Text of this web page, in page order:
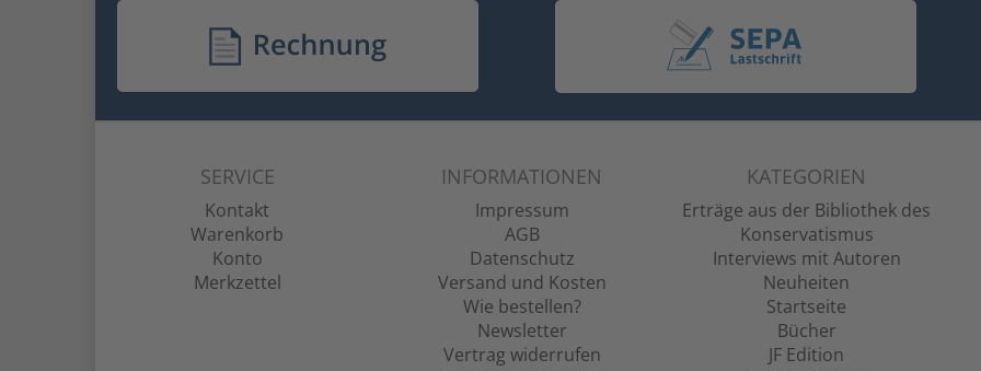
SERVICE
Kontakt
Warenkorb
Konto
Merkzettel
INFORMATIONEN
Impressum
AGB
Datenschutz
Versand und Kosten
Wie bestellen?
Newsletter
Vertrag widerrufen
KATEGORIEN
Erträge aus der Bibliothek des
Konservatismus
Interviews mit Autoren
Neuheiten
Startseite
Bücher
JF Edition